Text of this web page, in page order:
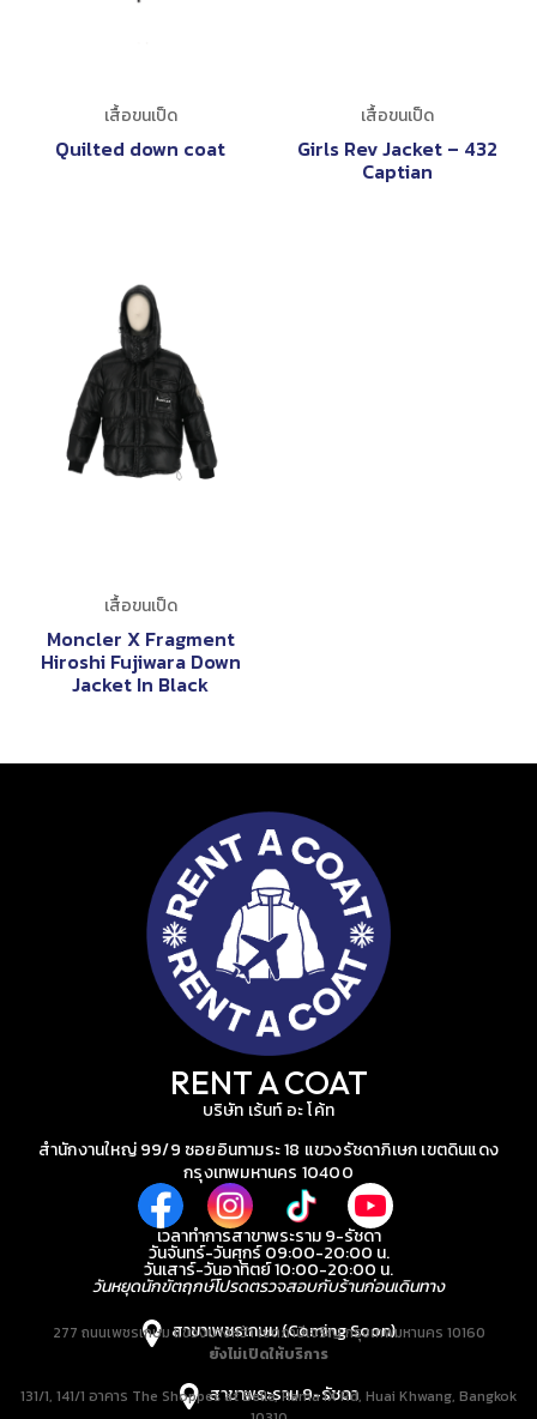
เสื้อขนเป็ด
Quilted down coat
เสื้อขนเป็ด
Girls Rev Jacket – 432
Captian
เสื้อขนเป็ด
Moncler X Fragment
Hiroshi Fujiwara Down
Jacket In Black
RENT A COAT
บริษัท เร้นท์ อะ โค้ท
สำนักงานใหญ่ 99/9 ซอยอินทามระ 18 แขวงรัชดาภิเษก เขตดินแดง
กรุงเทพมหานคร 10400
เวลาทำการสาขาพระราม 9-รัชดา
วันจันทร์-วันศุกร์ 09:00-20:00 น.
วันเสาร์-วันอาทิตย์ 10:00-20:00 น.
วันหยุดนักขัตฤกษ์โปรดตรวจสอบกับร้านก่อนเดินทาง
สาขาเพชรเกษม (Coming Soon)
277 ถนนเพชรเกษม แขวงบางหว้า เขตภาษีเจริญ กรุงเทพมหานคร 10160
ยังไม่เปิดให้บริการ
สาขาพระราม 9-รัชดา
131/1, 141/1 อาคาร The Shoppes at Belle, Rama IX Rd, Huai Khwang, Bangkok